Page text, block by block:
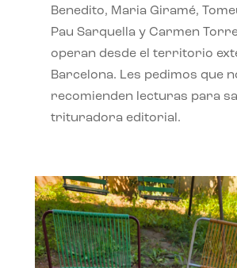
Benedito, Maria Giramé,
Pau Sarquella y Carmen
operan desde el territorio
Barcelona. Les pedimos que
recomienden lecturas para
trituradora editorial.